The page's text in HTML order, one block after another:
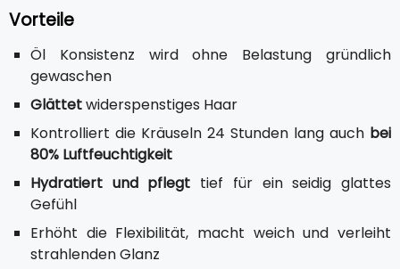
Vorteile
Öl Konsistenz wird ohne Belastung gründlich
gewaschen
Glättetwiderspenstiges Haar
Kontrolliert die Kräuseln 24 Stunden lang auch bei
80% Luftfeuchtigkeit
Hydratiert und pflegt tief für ein seidig glattes
Gefühl
Erhöht die Flexibilität, macht weich und verleiht
strahlenden Glanz